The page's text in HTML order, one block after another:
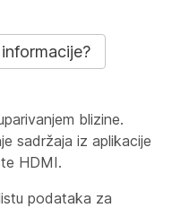
blizine.
sadržaja iz aplikacije
HDMI.
podataka za